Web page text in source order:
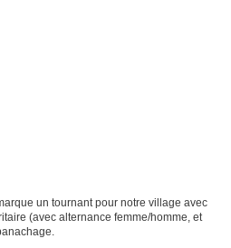
un tournant pour notre village avec
(avec alternance femme/homme, et